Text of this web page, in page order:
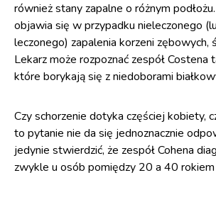
również stany zapalne o różnym
objawia się w przypadku nieleczonego
leczonego) zapalenia korzeni zębowych,
Lekarz może rozpoznać zespół Costena
które borykają się z niedoborami
Czy schorzenie dotyka częściej kobiety,
to pytanie nie da się jednoznacznie
jedynie stwierdzić, że zespół Cohena
zwykle u osób pomiędzy 20 a 40 rokiem